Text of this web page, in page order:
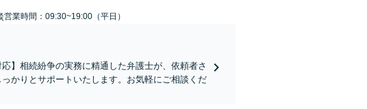
営業時間：09:30~19:00（平日）
】相続紛争の実務に精通した弁護士が、依頼者さ
かりとサポートいたします。お気軽にご相談くだ